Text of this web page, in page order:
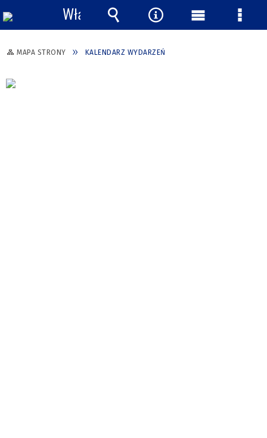
MAPA STRONY KALENDARZ WYDARZEŃ
Włącz
powiadomienia
Wyszukiwarka
Narzędzia
Menu Menu